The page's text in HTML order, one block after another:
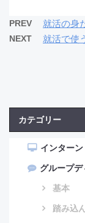
PREV 就活の身
NEXT 就活で使
カテゴリー
インターン
グループ
基本
踏み込